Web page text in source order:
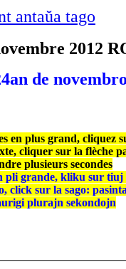
antaŭa tago
2012
de
en plus grand, cliquez
cliquer sur la flèche
plusieurs secondes
pli grande, kliku sur tiuj
click sur la sago:
plurajn sekondojn